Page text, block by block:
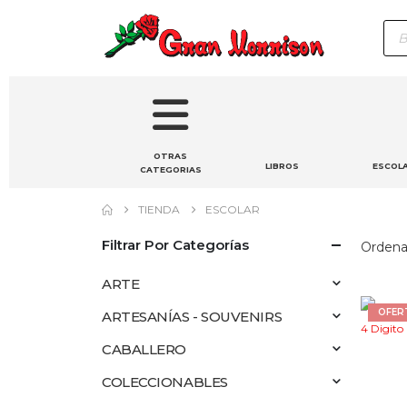
de
OTRAS
CATEGORIAS
LIBROS
TIENDA ESCOLAR
Filtrar Por Categorías
ARTE
ARTESANÍAS - SOUVENIRS
CABALLERO
COLECCIONABLES